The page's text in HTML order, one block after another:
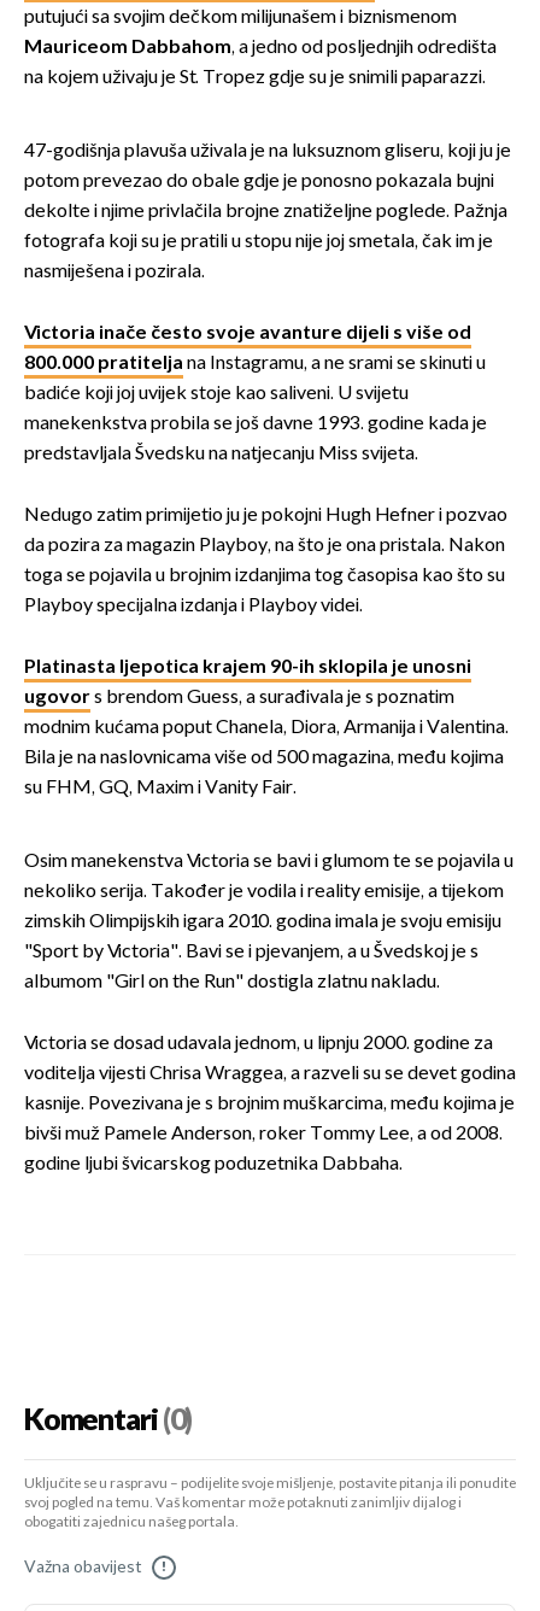
putujući sa svojim dečkom milijunašem i biznismenom
Mauriceom Dabbahom, a jedno od posljednjih odredišta
na kojem uživaju je St. Tropez gdje su je snimili paparazzi.
47-godišnja plavuša uživala je na luksuznom gliseru, koji ju je
potom prevezao do obale gdje je ponosno pokazala bujni
dekolte i njime privlačila brojne znatiželjne poglede. Pažnja
fotografa koji su je pratili u stopu nije joj smetala, čak im je
nasmiješena i pozirala.
Victoria inače često svoje avanture dijeli s više od
800.000 pratitelja na Instagramu, a ne srami se skinuti u
badiće koji joj uvijek stoje kao saliveni. U svijetu
manekenkstva probila se još davne 1993. godine kada je
predstavljala Švedsku na natjecanju Miss svijeta.
Nedugo zatim primijetio ju je pokojni Hugh Hefner i pozvao
da pozira za magazin Playboy, na što je ona pristala. Nakon
toga se pojavila u brojnim izdanjima tog časopisa kao što su
Playboy specijalna izdanja i Playboy videi.
Platinasta ljepotica krajem 90-ih sklopila je unosni
ugovors brendom Guess, a surađivala je s poznatim
modnim kućama poput Chanela, Diora, Armanija i Valentina.
Bila je na naslovnicama više od 500 magazina, među kojima
su FHM, GQ, Maxim i Vanity Fair.
Osim manekenstva Victoria se bavi i glumom te se pojavila u
nekoliko serija. Također je vodila i reality emisije, a tijekom
zimskih Olimpijskih igara 2010. godina imala je svoju emisiju
"Sport by Victoria". Bavi se i pjevanjem, a u Švedskoj je s
albumom "Girl on the Run" dostigla zlatnu nakladu.
Victoria se dosad udavala jednom, u lipnju 2000. godine za
voditelja vijesti Chrisa Wraggea, a razveli su se devet godina
kasnije. Povezivana je s brojnim muškarcima, među kojima je
bivši muž Pamele Anderson, roker Tommy Lee, a od 2008.
godine ljubi švicarskog poduzetnika Dabbaha.
Komentari(0)
Uključite se u raspravu – podijelite svoje mišljenje, postavite pitanja ili ponudite
svoj pogled na temu. Vaš komentar može potaknuti zanimljiv dijalog i
obogatiti zajednicu našeg portala.
Važna obavijest !